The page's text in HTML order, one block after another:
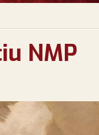
NMP